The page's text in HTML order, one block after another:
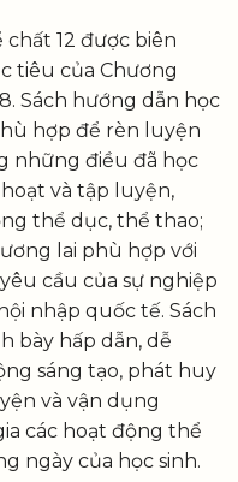
chất 12 được biên
tiêu của Chương
Sách hướng dẫn học
hợp để rèn luyện
những điều đã học
và tập luyện,
thể dục, thể thao;
lai phù hợp với
cầu của sự nghiệp
nhập quốc tế. Sách
bày hấp dẫn, dễ
sáng tạo, phát huy
và vận dụng
các hoạt động thể
ngày của học sinh.